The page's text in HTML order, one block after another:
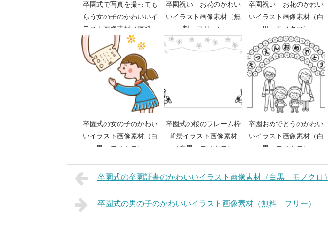
卒園式で写真を撮っても
らう女の子のかわいいイ
ラスト画像素材（無料
フリー）
卒園祝い お花のかわい
いイラスト画像素材（無
料 フリー）
卒園祝い お花のかわい
いイラスト画像素材（白
黒 モノクロ）
卒園式の女の子のかわい
いイラスト画像素材（白
黒 モノクロ）
卒園式の桜のフレーム枠
背景イラスト画像素材
（白黒 モノクロ）
卒園おめでとうのかわい
いイラスト画像素材（白
黒 モノクロ）
卒園式の卒園証書のかわいいイラスト画像素材（白黒 モノクロ）
卒園式の男の子のかわいいイラスト画像素材（無料 フリー）